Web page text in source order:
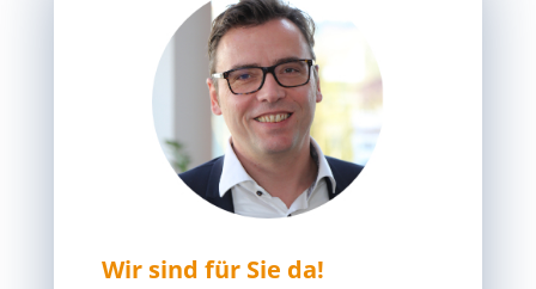
Wir sind für Sie da!